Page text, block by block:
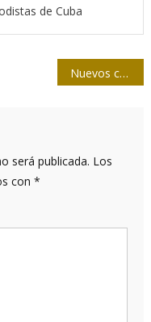
de Cuba
Nuevos cambios de Twitter
será publicada. Los
con *